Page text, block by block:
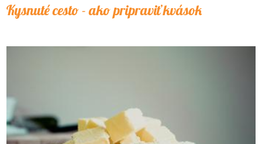
Kysnuté cesto - ako pripraviť kvások